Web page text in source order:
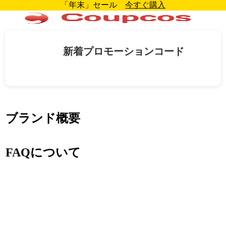
「年末」セール 今すぐ購入
新着プロモーションコード
ブランド概要
FAQについて